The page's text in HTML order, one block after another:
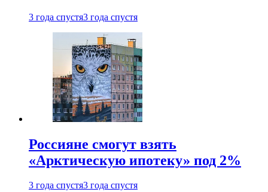
3 года спустя3 года спустя
Россияне смогут взять
«Арктическую ипотеку» под 2%
3 года спустя3 года спустя